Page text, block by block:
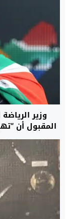
وزير
المقبول أن
للعالم